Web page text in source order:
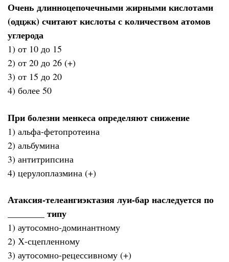
Очень длинноцепочечными жирными кислотами
(одцжк) считают кислоты с количеством атомов
углерода
1) от 10 до 15
2) от 20 до 26 (+)
3) от 15 до 20
4) более 50
При болезни менкеса определяют снижение
1) альфа-фетопротеина
2) альбумина
3) антитрипсина
4) церулоплазмина (+)
Атаксия-телеангиэктазия луи-бар наследуется по
________ типу
1) аутосомно-доминантному
2) Х-сцепленному
3) аутосомно-рецессивному (+)